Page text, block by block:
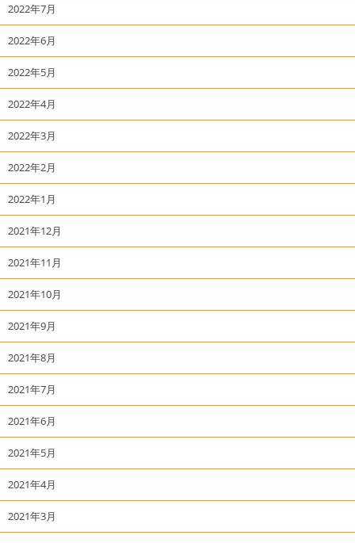
2022年7月
2022年6月
2022年5月
2022年4月
2022年3月
2022年2月
2022年1月
2021年12月
2021年11月
2021年10月
2021年9月
2021年8月
2021年7月
2021年6月
2021年5月
2021年4月
2021年3月